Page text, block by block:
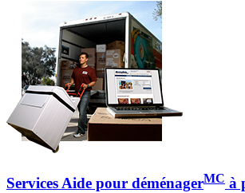
Services Aide pour déménagerMC à